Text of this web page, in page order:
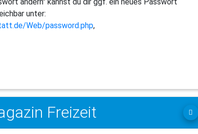
unter:
Web/password.php,
Freizeit